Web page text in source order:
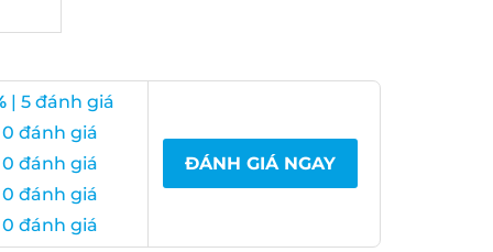
5 đánh giá
đánh giá
đánh giá
đánh giá
đánh giá
ĐÁNH GIÁ NGAY